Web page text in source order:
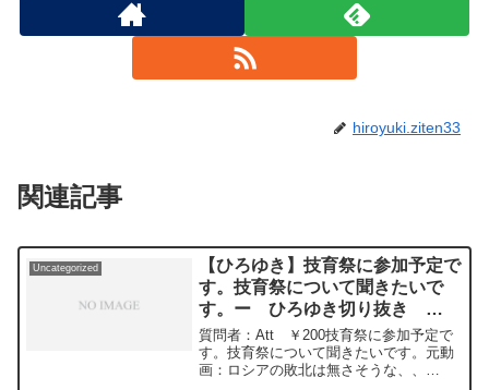
hiroyuki.ziten33
関連記事
Uncategorized
【ひろゆき】技育祭に参加予定で
す。技育祭について聞きたいで
す。ー ひろゆき切り抜き
20240228
質問者：Att ￥200技育祭に参加予定で
す。技育祭について聞きたいです。元動
画：ロシアの敗北は無さそうな、、